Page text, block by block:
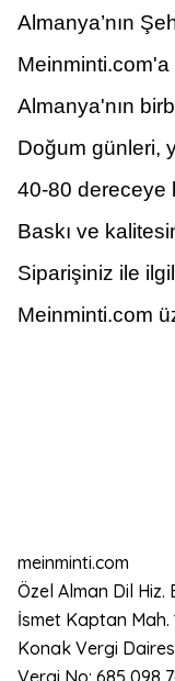
Almanya’nın
Meinminti.com'a
Almanya'nın
Doğum günleri,
40-80 dereceye
Baskı ve
Siparişiniz ile
Meinminti.com
meinminti.com
Özel Alman Dil Hiz.
İsmet Kaptan
Konak Vergi
Vergi No: 685 098